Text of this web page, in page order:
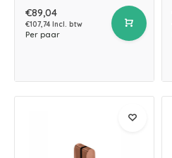
€89,04
€107,74 Incl. btw
Per paar